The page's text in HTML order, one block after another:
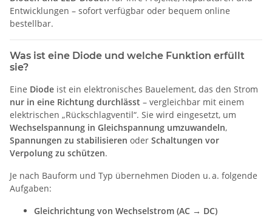
Entwicklungen – sofort verfügbar oder bequem online
bestellbar.
Was ist eine Diode und welche Funktion erfüllt
sie?
Eine Diode ist ein elektronisches Bauelement, das den Strom
nur in eine Richtung durchlässt – vergleichbar mit einem
elektrischen „Rückschlagventil“. Sie wird eingesetzt, um
Wechselspannung in Gleichspannung umzuwandeln,
Spannungen zu stabilisieren oder Schaltungen vor
Verpolung zu schützen.
Je nach Bauform und Typ übernehmen Dioden u. a. folgende
Aufgaben:
Gleichrichtung von Wechselstrom (AC → DC)